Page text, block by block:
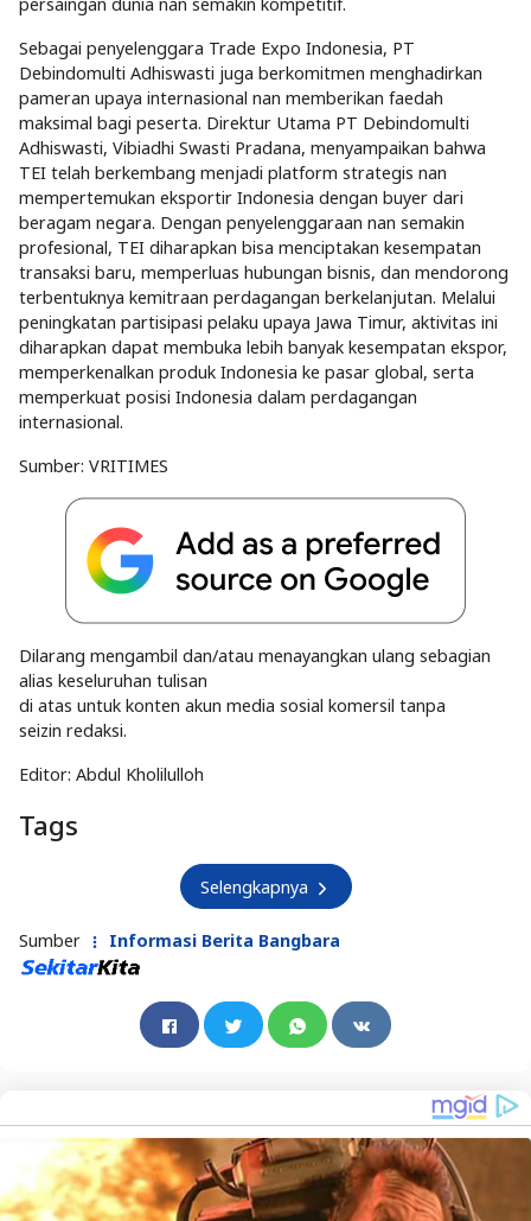
Sebagai penyelenggara Trade Expo Indonesia, PT
Debindomulti Adhiswasti juga berkomitmen menghadirkan
pameran upaya internasional nan memberikan faedah
maksimal bagi peserta. Direktur Utama PT Debindomulti
Adhiswasti, Vibiadhi Swasti Pradana, menyampaikan bahwa
TEI telah berkembang menjadi platform strategis nan
mempertemukan eksportir Indonesia dengan buyer dari
beragam negara. Dengan penyelenggaraan nan semakin
profesional, TEI diharapkan bisa menciptakan kesempatan
transaksi baru, memperluas hubungan bisnis, dan mendorong
terbentuknya kemitraan perdagangan berkelanjutan. Melalui
peningkatan partisipasi pelaku upaya Jawa Timur, aktivitas ini
diharapkan dapat membuka lebih banyak kesempatan ekspor,
memperkenalkan produk Indonesia ke pasar global, serta
memperkuat posisi Indonesia dalam perdagangan
internasional.
Sumber: VRITIMES
Dilarang mengambil dan/atau menayangkan ulang sebagian
alias keseluruhan tulisan
di atas untuk konten akun media sosial komersil tanpa
seizin redaksi.
Editor: Abdul Kholilulloh
Tags
Selengkapnya
Sumber Informasi Berita Bangbara